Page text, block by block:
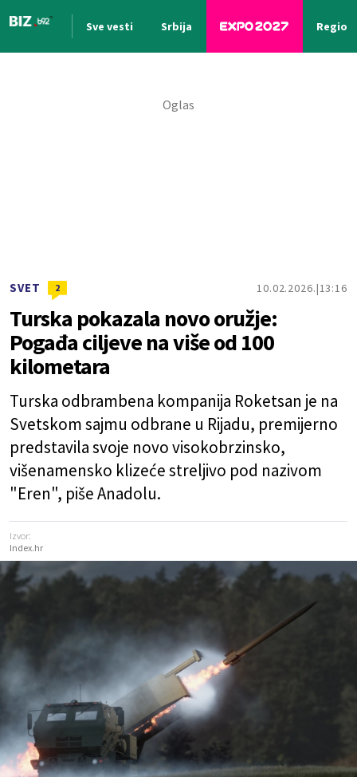
Sve vesti Srbija Region
SVET 2 10.02.2026. 13:16
Turska pokazala novo oružje:
Pogađa ciljeve na više od 100
kilometara
Turska odbrambena kompanija Roketsan je na
Svetskom sajmu odbrane u Rijadu, premijerno
predstavila svoje novo visokobrzinsko,
višenamensko klizeće streljivo pod nazivom
"Eren", piše Anadolu.
Izvor:
Index.hr